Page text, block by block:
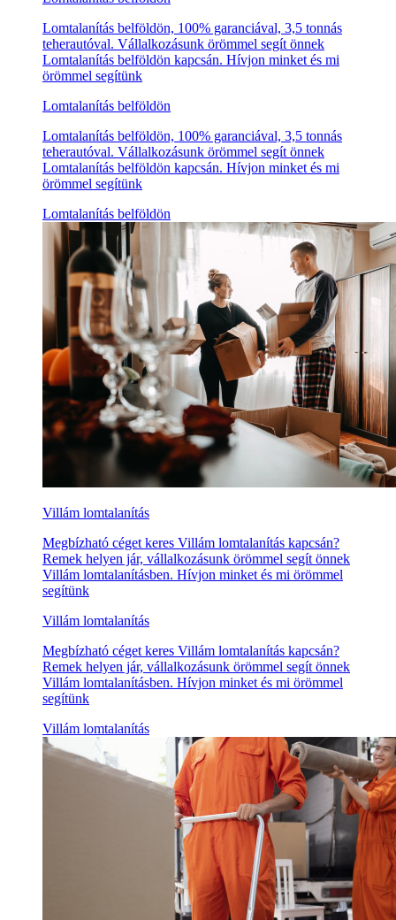
Lomtalanítás belföldön, 100% garanciával, 3,5 tonnás
teherautóval. Vállalkozásunk örömmel segít önnek
Lomtalanítás belföldön kapcsán. Hívjon minket és mi
örömmel segítünk
Lomtalanítás belföldön
Lomtalanítás belföldön, 100% garanciával, 3,5 tonnás
teherautóval. Vállalkozásunk örömmel segít önnek
Lomtalanítás belföldön kapcsán. Hívjon minket és mi
örömmel segítünk
Lomtalanítás belföldön
Villám lomtalanítás
Megbízható céget keres Villám lomtalanítás kapcsán?
Remek helyen jár, vállalkozásunk örömmel segít önnek
Villám lomtalanításben. Hívjon minket és mi örömmel
segítünk
Villám lomtalanítás
Megbízható céget keres Villám lomtalanítás kapcsán?
Remek helyen jár, vállalkozásunk örömmel segít önnek
Villám lomtalanításben. Hívjon minket és mi örömmel
segítünk
Villám lomtalanítás